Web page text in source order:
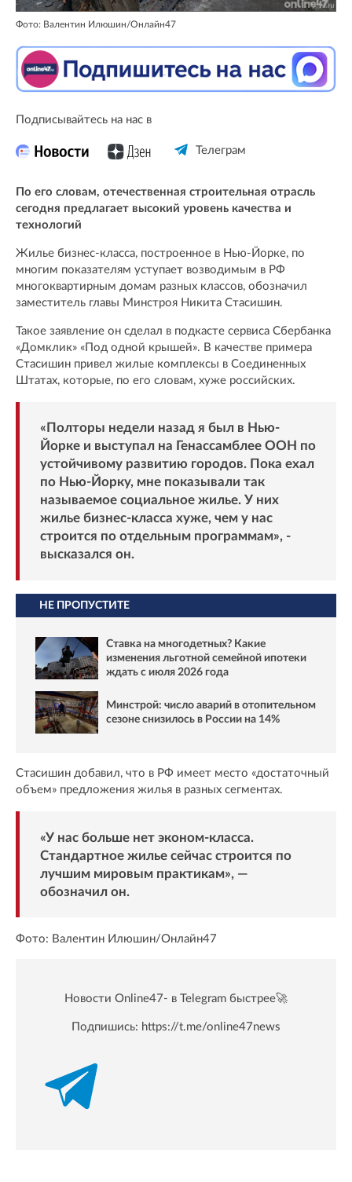
Фото: Валентин Илюшин/Онлайн47
Подписывайтесь на нас в
Телеграм
По его словам, отечественная строительная отрасль
сегодня предлагает высокий уровень качества и
технологий
Жилье бизнес-класса, построенное в Нью-Йорке, по
многим показателям уступает возводимым в РФ
многоквартирным домам разных классов, обозначил
заместитель главы Минстроя Никита Стасишин.
Такое заявление он сделал в подкасте сервиса Сбербанка
«Домклик» «Под одной крышей». В качестве примера
Стасишин привел жилые комплексы в Соединенных
Штатах, которые, по его словам, хуже российских.
«Полторы недели назад я был в Нью-
Йорке и выступал на Генассамблее ООН по
устойчивому развитию городов. Пока ехал
по Нью-Йорку, мне показывали так
называемое социальное жилье. У них
жилье бизнес-класса хуже, чем у нас
строится по отдельным программам», -
высказался он.
НЕ ПРОПУСТИТЕ
Ставка на многодетных? Какие
изменения льготной семейной ипотеки
ждать с июля 2026 года
Минстрой: число аварий в отопительном
сезоне снизилось в России на 14%
Стасишин добавил, что в РФ имеет место «достаточный
объем» предложения жилья в разных сегментах.
«У нас больше нет эконом-класса.
Стандартное жилье сейчас строится по
лучшим мировым практикам», —
обозначил он.
Фото: Валентин Илюшин/Онлайн47
Новости Online47- в Telegram быстрее🚀
Подпишись: https://t.me/online47news